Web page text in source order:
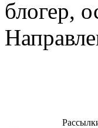
блогер,